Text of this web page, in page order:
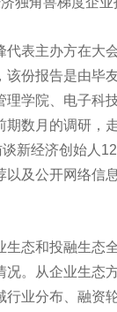
代表主办方在大
该份报告是由毕
理学院、电子科
期数月的调研，
新经济创始人
以及公开网络信
生态和投融生态
况。从企业生态
行业分布、融资